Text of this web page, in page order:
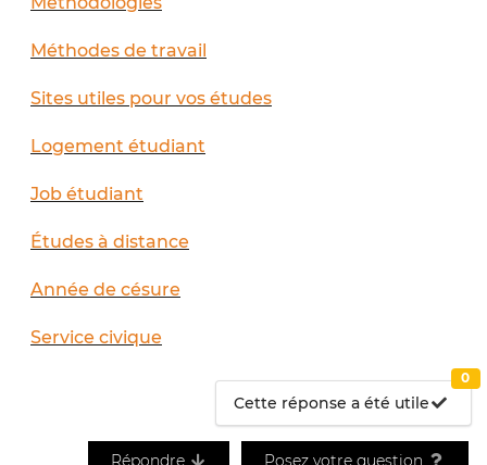
Méthodes de travail
Sites utiles pour vos études
Logement étudiant
Job étudiant
Études à distance
Année de césure
Service civique
Cette réponse a été utile
0
Répondre Posez votre question